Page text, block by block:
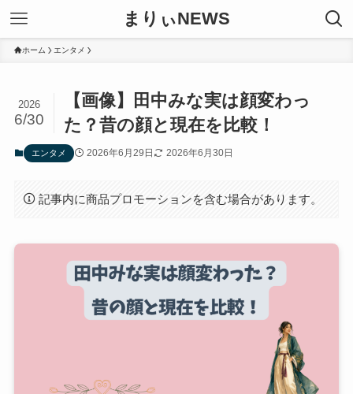
まりぃNEWS
ホーム エンタメ
【画像】田中みな実は顔変わっ
た？昔の顔と現在を比較！
2026
6/30
エンタメ 2026年6月29日 2026年6月30日
記事内に商品プロモーションを含む場合があります。